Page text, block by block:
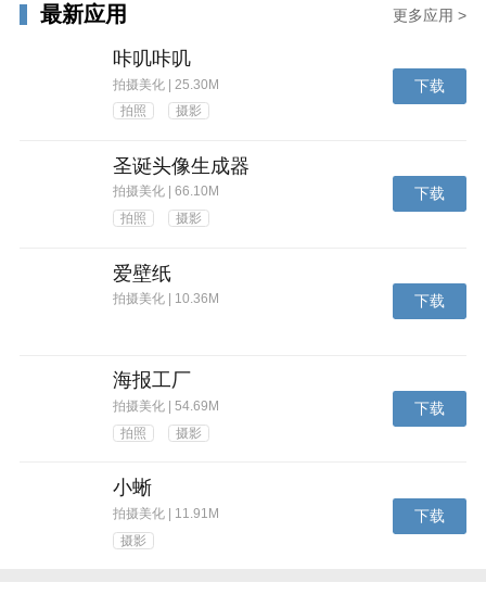
最新应用 更多应用 >
咔叽咔叽
拍摄美化 | 25.30M
拍照
摄影
下载
圣诞头像生成器
拍摄美化 | 66.10M
拍照
摄影
下载
爱壁纸
拍摄美化 | 10.36M 下载
海报工厂
拍摄美化 | 54.69M
拍照
摄影
下载
小蜥
拍摄美化 | 11.91M
摄影
下载